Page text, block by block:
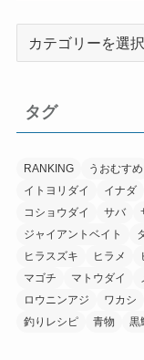
ー
タグ
RANKING うおむすめ
イトヨリダイ
イナダ
コショウダイ
サバ
ジャイアントベイト
ヒラスズキ
ヒラメ
マゴチ
マトウダイ
ロウニンアジ
ワカシ
釣りレシピ
青物 黒